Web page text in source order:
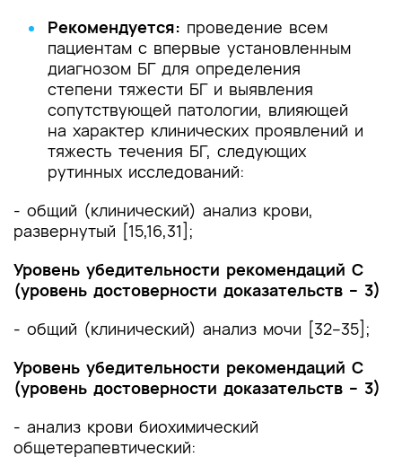
Рекомендуется: проведение всем
пациентам с впервые установленным
диагнозом БГ для определения
степени тяжести БГ и выявления
сопутствующей патологии, влияющей
на характер клинических проявлений и
тяжесть течения БГ, следующих
рутинных исследований:
- общий (клинический) анализ крови,
развернутый [15,16,31];
Уровень убедительности рекомендаций С
(уровень достоверности доказательств – 3)
- общий (клинический) анализ мочи [32–35];
Уровень убедительности рекомендаций С
(уровень достоверности доказательств – 3)
- анализ крови биохимический
общетерапевтический: